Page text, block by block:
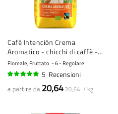
Café Intención Crema
Aromatico - chicchi di caffè - 1
kg
Floreale, Fruttato 6 - Regolare
5 Recensioni
a partire da 20,64 20,64 / kg